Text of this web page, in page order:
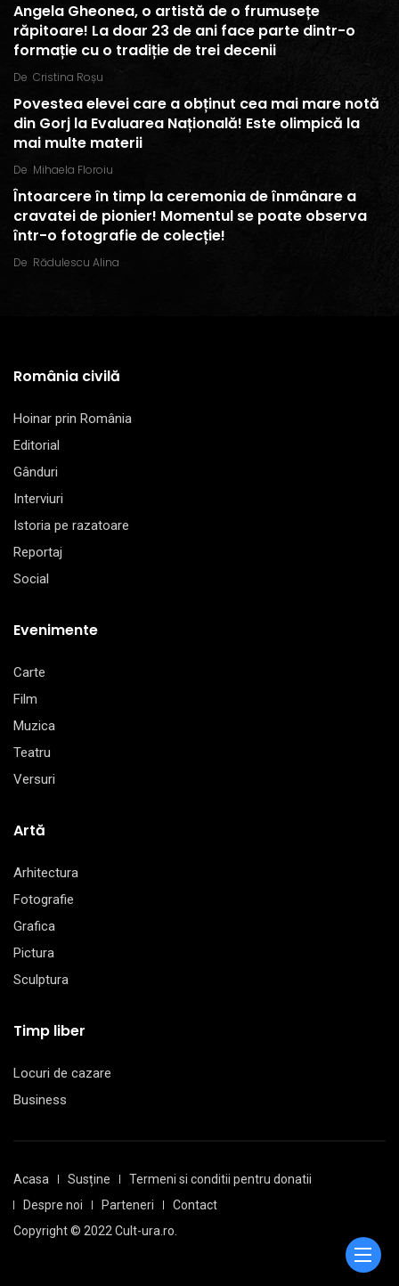
Angela Gheonea, o artistă de o frumusețe
răpitoare! La doar 23 de ani face parte dintr-o
formație cu o tradiție de trei decenii
De Cristina Roșu
Povestea elevei care a obținut cea mai mare notă
din Gorj la Evaluarea Națională! Este olimpică la
mai multe materii
De Mihaela Floroiu
Întoarcere în timp la ceremonia de înmânare a
cravatei de pionier! Momentul se poate observa
într-o fotografie de colecție!
De Rădulescu Alina
România civilă
Hoinar prin România
Editorial
Gânduri
Interviuri
Istoria pe razatoare
Reportaj
Social
Evenimente
Carte
Film
Muzica
Teatru
Versuri
Artă
Arhitectura
Fotografie
Grafica
Pictura
Sculptura
Timp liber
Locuri de cazare
Business
Acasa Susține
Termeni si conditii pentru donatii
Despre noi
Parteneri
Contact
Copyright © 2022 Cult-ura.ro.